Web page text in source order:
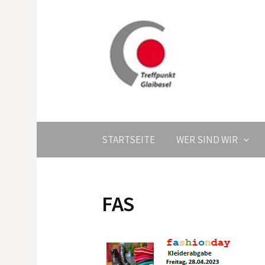
STARTSEITE WER SIND WIR
FAS